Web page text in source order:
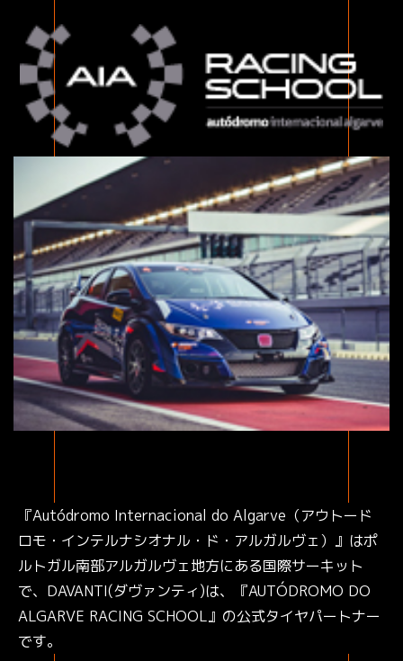
『Autódromo Internacional do Algarve（アウトード
ロモ・インテルナシオナル・ド・アルガルヴェ）』はポ
ルトガル南部アルガルヴェ地方にある国際サーキット
で、DAVANTI(ダヴァンティ)は、『AUTÓDROMO DO
ALGARVE RACING SCHOOL』の公式タイヤパートナー
です。